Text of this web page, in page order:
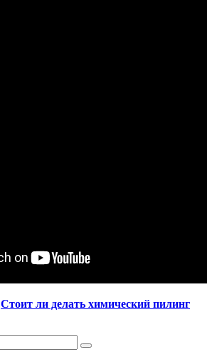
Стоит ли делать химический пилинг